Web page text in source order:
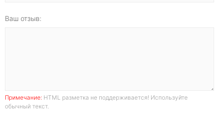
Ваш отзыв:
Примечание: HTML разметка не поддерживается! Используйте
обычный текст.